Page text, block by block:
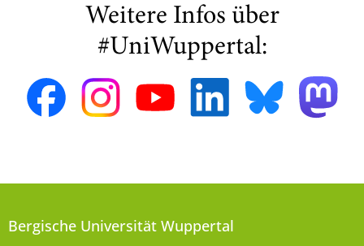
Weitere Infos über
#UniWuppertal:
Bergische Universität Wuppertal